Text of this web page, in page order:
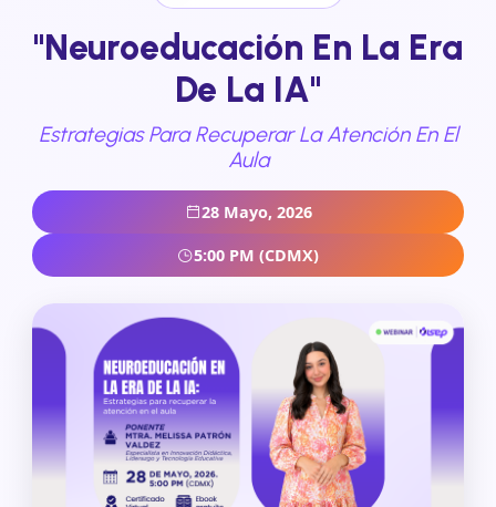
"Neuroeducación En La Era
De La IA"
Estrategias Para Recuperar La Atención En El
Aula
28 Mayo, 2026
5:00 PM (CDMX)